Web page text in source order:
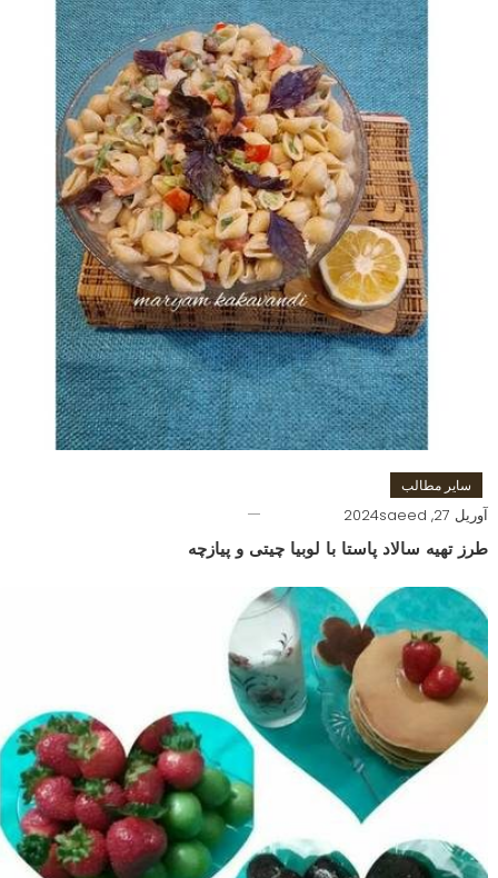
سایر مطالب
آوریل 27, 2024 saeed
طرز تهیه سالاد پاستا با لوبیا چیتی و پیازچه